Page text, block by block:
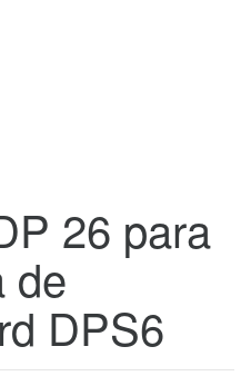
26 para
de
DPS6